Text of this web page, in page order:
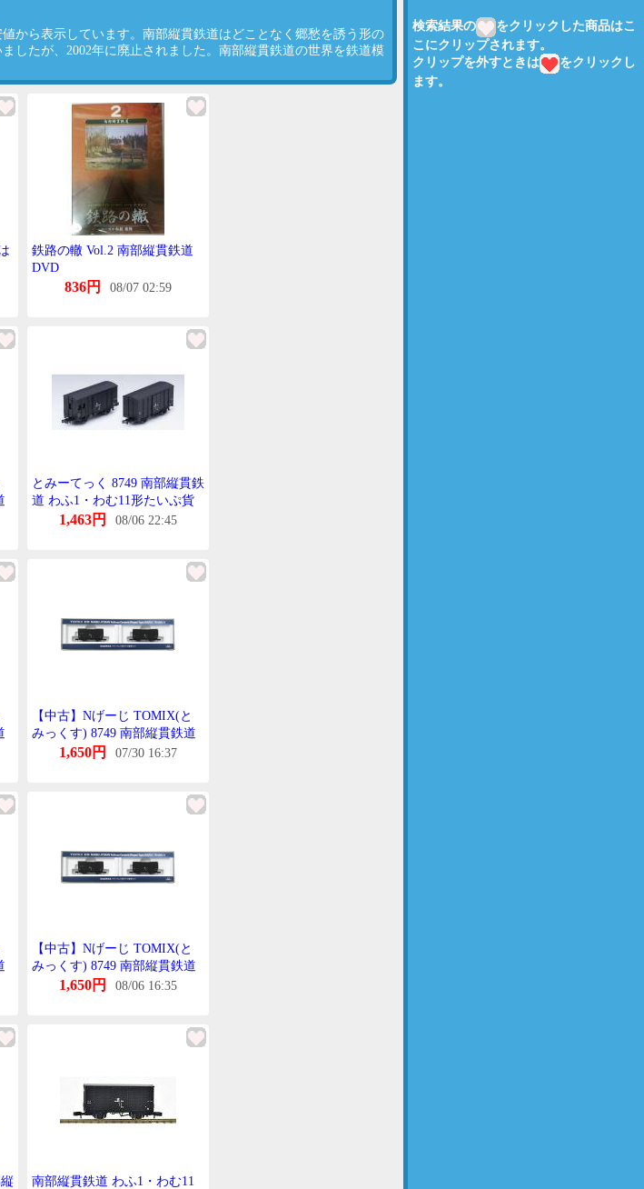
検索結果の
をクリックした商品はこ
こにクリップされます。
クリップを外すときは
をクリックし
ます。
から表示しています。南部縦貫鉄道はどことなく郷愁を誘う形の
したが、2002年に廃止されました。南部縦貫鉄道の世界を鉄道模
鉄路の轍 Vol.2 南部縦貫鉄道
DVD
836円 08/07 02:59
とみーてっく 8749 南部縦貫鉄
道 わふ1・わむ11形たいぷ貨
車せっと(2両)
1,463円 08/06 22:45
【中古】Nげーじ TOMIX(と
みっくす) 8749 南部縦貫鉄道
わふ1・わむ11形たいぷ貨車 2
1,650円 07/30 16:37
【中古】Nげーじ TOMIX(と
みっくす) 8749 南部縦貫鉄道
わふ1・わむ11形たいぷ貨車 2
1,650円 08/06 16:35
南部縦貫鉄道 わふ1・わむ11